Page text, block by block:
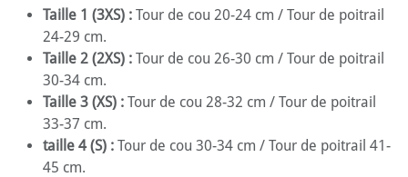
Taille 1 (3XS) : Tour de cou 20-24 cm / Tour de poitrail
24-29 cm.
Taille 2 (2XS) : Tour de cou 26-30 cm / Tour de poitrail
30-34 cm.
Taille 3 (XS) : Tour de cou 28-32 cm / Tour de poitrail
33-37 cm.
taille 4 (S) : Tour de cou 30-34 cm / Tour de poitrail 41-
45 cm.